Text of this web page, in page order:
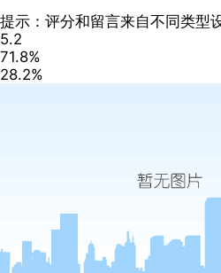
提示：评分和留言来自不同类型
5.2
71.8%
28.2%